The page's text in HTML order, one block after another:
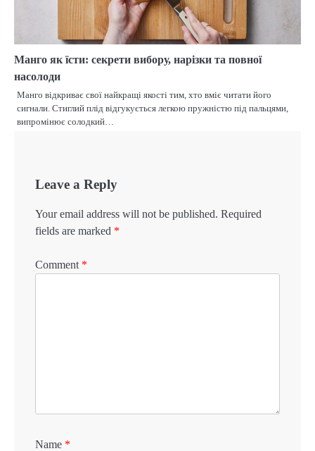
Манго як їсти: секрети вибору, нарізки та повної
насолоди
Манго відкриває свої найкращі якості тим, хто вміє читати його
сигнали. Стиглий плід відгукується легкою пружністю під пальцями,
випромінює солодкий…
Leave a Reply
Your email address will not be published. Required
fields are marked *
Comment *
Name *